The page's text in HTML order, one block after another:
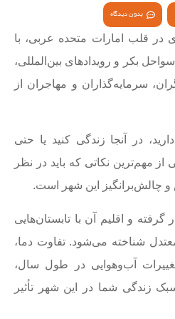
بدون دیدگاه
در قلب امارات متحده عربی، با
بکر و رویدادهای بین‌المللی،
سرمایه‌گذاران و مهاجران از
دارید، در آنجا زندگی کنید یا حتی
از مهم‌ترین نکاتی که باید در نظر
چالش‌برانگیز این شهر است.
گرفته و اقلیم آن با تابستان‌هایی
شناخته می‌شود. تفاوت دما،
آب‌وهوایی در طول سال،
زندگی شما در این شهر تأثیر